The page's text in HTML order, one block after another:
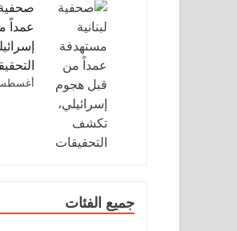
صحفية
عمداً
أغسطس 6,
جميع الفئات